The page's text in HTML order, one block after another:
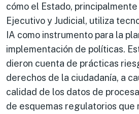
cómo el Estado,
Ejecutivo y Judicial, utiliza
IA como instrumento para la
implementación de políticas.
dieron cuenta de prácticas
derechos de la ciudadanía, a
calidad de los datos de
de esquemas regulatorios que